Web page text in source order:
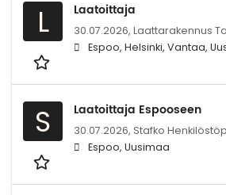
L Laatoittaja
30.07.2026, Laattarakennus
Espoo, Helsinki, Vantaa,
S Laatoittaja Espooseen
30.07.2026, Stafko
Espoo, Uusimaa